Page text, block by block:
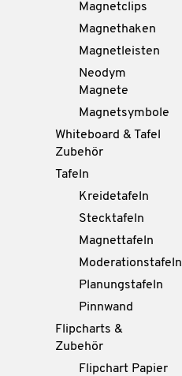
Magnetclips
Magnethaken
Magnetleisten
Neodym
Magnete
Magnetsymbole
Whiteboard & Tafel
Zubehör
Tafeln
Kreidetafeln
Stecktafeln
Magnettafeln
Moderationstafeln
Planungstafeln
Pinnwand
Flipcharts &
Zubehör
Flipchart Papier